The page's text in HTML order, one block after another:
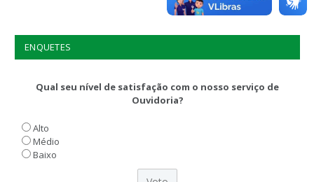
ENQUETES
Qual seu nível de satisfação com o nosso serviço de
Ouvidoria?
Alto
Médio
Baixo